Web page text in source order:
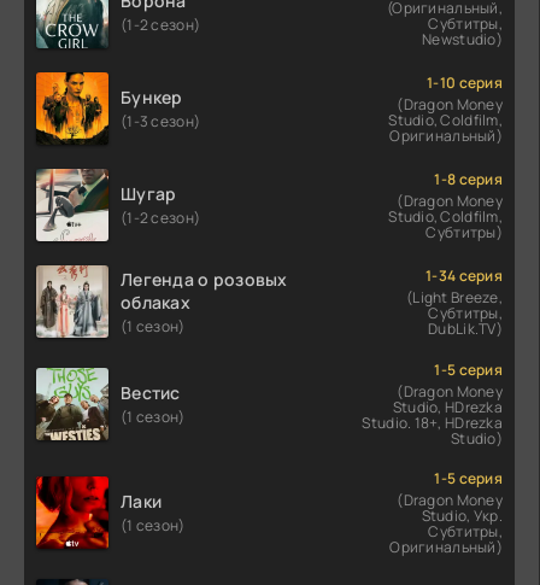
(1-2 сезон)
(Оригинальный,
Субтитры,
Newstudio)
Бункер
(1-3 сезон)
1-10 серия
(Dragon Money
Studio, Coldfilm,
Оригинальный)
Шугар
(1-2 сезон)
1-8 серия
(Dragon Money
Studio, Coldfilm,
Субтитры)
Легенда о розовых
облаках
(1 сезон)
1-34 серия
(Light Breeze,
Субтитры,
DubLik.TV)
Вестис
(1 сезон)
1-5 серия
(Dragon Money
Studio, HDrezka
Studio. 18+, HDrezka
Studio)
Лаки
(1 сезон)
1-5 серия
(Dragon Money
Studio, Укр.
Субтитры,
Оригинальный)